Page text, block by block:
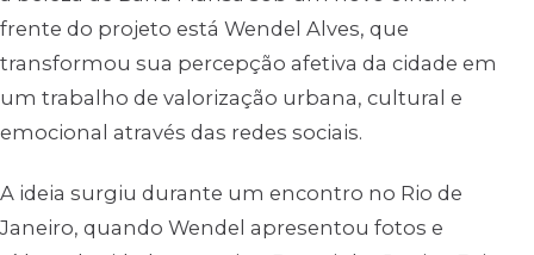
frente do projeto está Wendel Alves, que
transformou sua percepção afetiva da cidade em
um trabalho de valorização urbana, cultural e
emocional através das redes sociais.
A ideia surgiu durante um encontro no Rio de
Janeiro, quando Wendel apresentou fotos e